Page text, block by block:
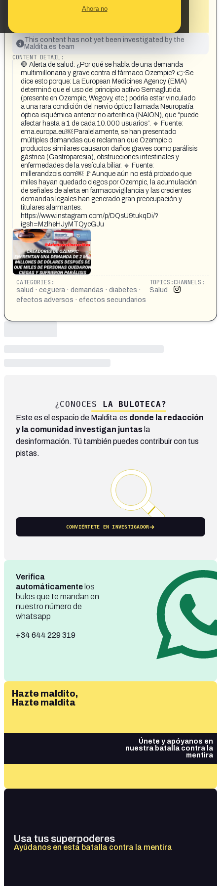
Ahora no
quedaran ciegas y sufrieran parálisis
This content has not yet been investigated by the
Maldita.es team
CONTENT DETAIL:
🛑 Alerta de salud: ¿Por qué se habla de una demanda
multimillonaria y grave contra el fármaco Ozempic? 👉Se
dice esto porque: La European Medicines Agency (EMA)
determinó que el uso del principio activo Semaglutida
(presente en Ozempic, Wegovy, etc.) podría estar vinculado
a una rara condición del nervio óptico llamada Neuropatía
óptica isquémica anterior no arteriítica (NAION), que “puede
afectar hasta a 1 de cada 10.000 usuarios”. 🔹 Fuente:
ema.europa.eu￼ Paralelamente, se han presentado
múltiples demandas que reclaman que Ozempic o
productos similares causaron daños graves como parálisis
gástrica (Gastroparesia), obstrucciones intestinales y
enfermedades de la vesícula biliar. 🔹 Fuente:
millerandzois.com￼ 🚩Aunque aún no está probado que
miles hayan quedado ciegos por Ozempic, la acumulación
de señales de alerta en farmacovigilancia y las crecientes
demandas legales han generado gran preocupación y
titulares alarmantes.
https://www.instagram.com/p/DQsU9tukqDi/?
igsh=MzlheHJyMTQycGJu
CATEGORIES:
salud · ceguera · demandas · diabetes ·
efectos adversos · efectos secundarios
TOPICS:
Salud
CHANNELS:
¿CONOCES LA BULOTECA?
Este es el espacio de Maldita.es donde la redacción
y la comunidad investigan juntas la
desinformación. Tú también puedes contribuir con tus
pistas.
CONVIÉRTETE EN INVESTIGADOR
Verifica
automáticamente los
bulos que te mandan en
nuestro número de
whatsapp
+34 644 229 319
Hazte maldito,
Hazte maldita
Únete y apóyanos en
nuestra batalla contra la
mentira
Usa tus superpoderes
Ayúdanos en esta batalla contra la mentira